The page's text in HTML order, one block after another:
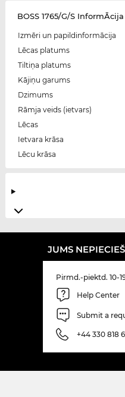
BOSS 1765/G/S
Izmēri un papildinformācija
Lēcas platums
Tiltiņa platums
Kājiņu garums
Dzimums
Rāmja veids (ietvars)
Lēcas
Ietvara krāsa
Lēcu krāsa
JUMS
Pirmd.-piektd. 10-
Help Center
Submit a
+44 330 818